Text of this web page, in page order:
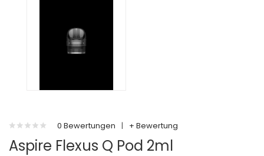
0 Bewertungen | + Bewertung
Aspire Flexus Q Pod 2ml